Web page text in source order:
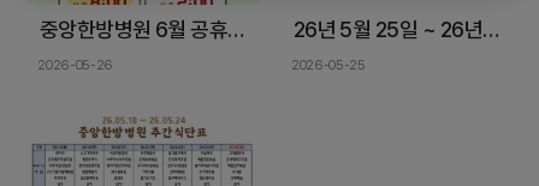
중앙한방병원 6월 공휴일
진료 안내
2026-05-26
26년 5월 25일 ~ 26년 5
월 31일, 중앙한방병원 입
2026-05-25